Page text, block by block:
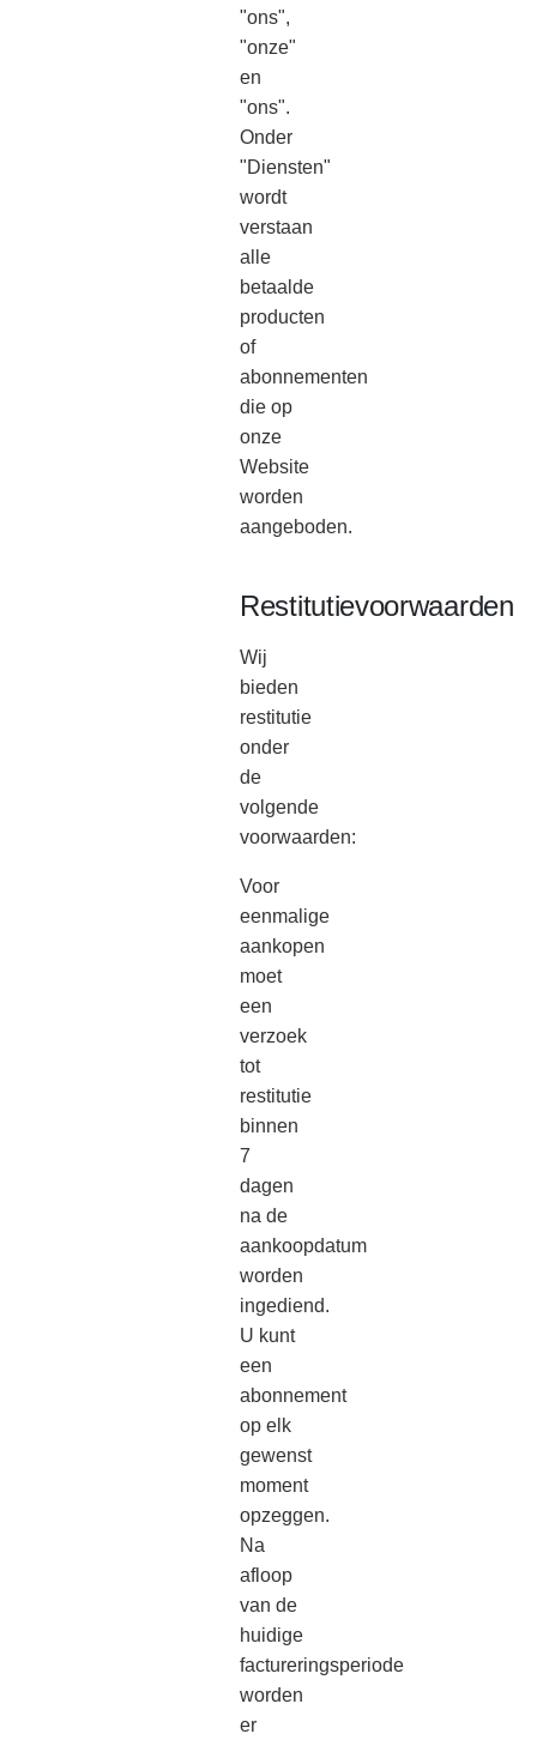
"ons",
"onze"
en
"ons".
Onder
"Diensten"
wordt
verstaan
​​alle
betaalde
producten
of
abonnementen
die op
onze
Website
worden
aangeboden.
Restitutievoorwaarden
Wij
bieden
restitutie
onder
de
volgende
voorwaarden:
Voor
eenmalige
aankopen
moet
een
verzoek
tot
restitutie
binnen
7
dagen
na de
aankoopdatum
worden
ingediend.
U kunt
een
abonnement
op elk
gewenst
moment
opzeggen.
Na
afloop
van de
huidige
factureringsperiode
worden
er